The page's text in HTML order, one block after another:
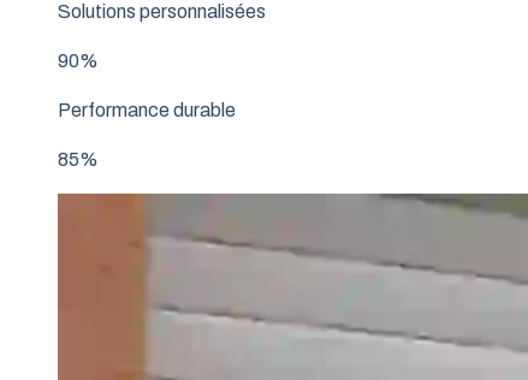
Solutions personnalisées
90%
Performance durable
85%